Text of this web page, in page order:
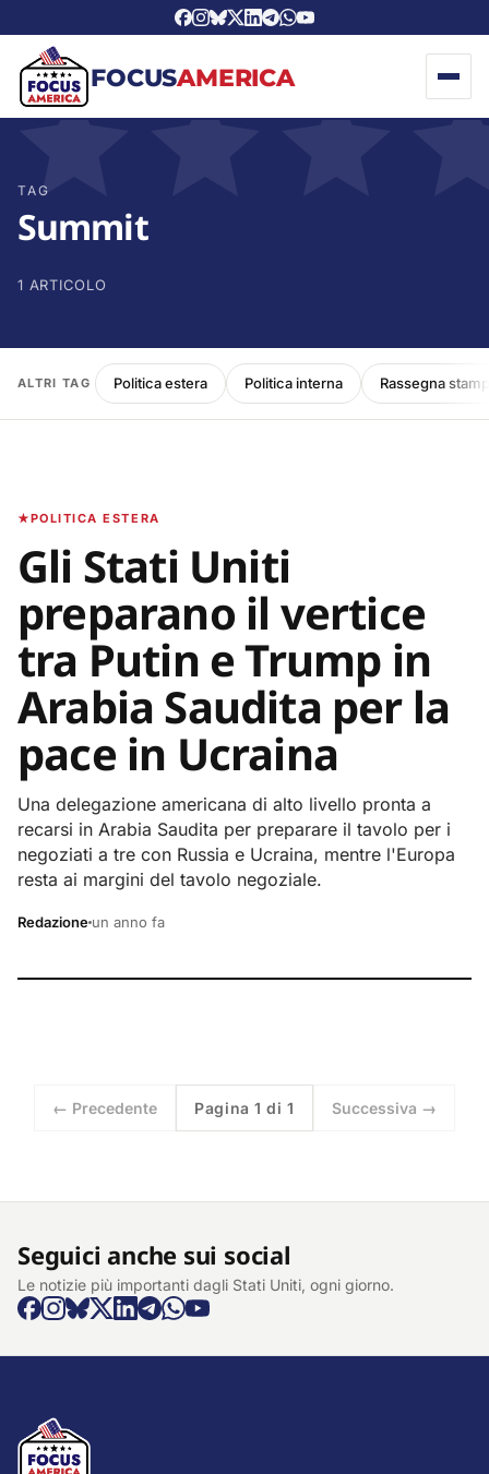
FOCUSAMERICA
TAG
Summit
1 ARTICOLO
ALTRI TAG Politica estera Politica interna Rassegna
POLITICA ESTERA
Gli Stati Uniti
preparano il vertice
tra Putin e Trump in
Arabia Saudita per la
pace in Ucraina
Una delegazione americana di alto livello pronta a
recarsi in Arabia Saudita per preparare il tavolo per i
negoziati a tre con Russia e Ucraina, mentre l'Europa
resta ai margini del tavolo negoziale.
Redazione un anno fa
← Precedente Pagina 1 di 1 Successiva →
Seguici anche sui social
Le notizie più importanti dagli Stati Uniti, ogni giorno.